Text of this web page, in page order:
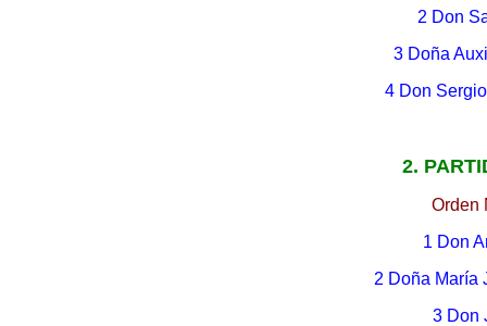
2 Don
3 Doña
4 Don
2.
Orden
1 Don
2 Doña María
3 Don